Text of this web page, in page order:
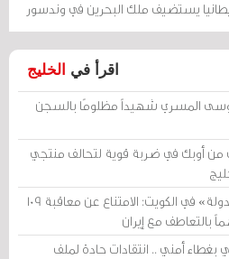
يستضيف ملك البحرين في وندسور
اقرأ في الخليج
المسري شهيداً مظلومًا بالسجن
من أوبك في ضربة قوية لتحالف منتجي
محكمة «أمن الدولة» في الكويت: الامتناع عن معاقبة 109
أمني .. انتقادات حادة لملف